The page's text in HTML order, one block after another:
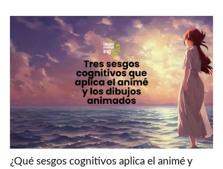
¿Qué sesgos cognitivos aplica el animé y